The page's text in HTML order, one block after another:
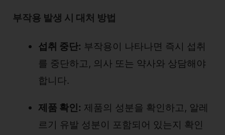
부작용 발생 시 대처 방법
섭취 중단: 부작용이 나타나면 즉시 섭취
를 중단하고, 의사 또는 약사와 상담해야
합니다.
제품 확인: 제품의 성분을 확인하고, 알레
르기 유발 성분이 포함되어 있는지 확인